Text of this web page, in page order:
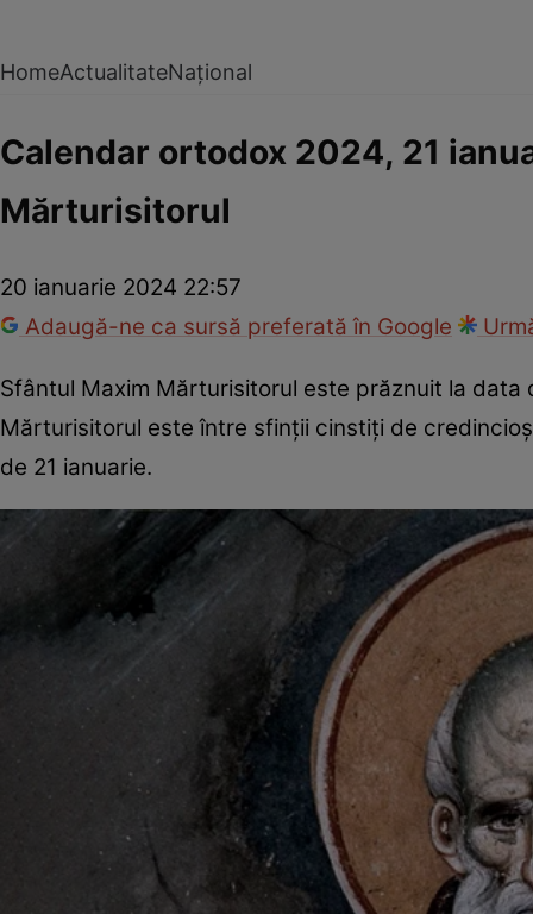
HomeActualitateNațional
Calendar ortodox 2024, 21
Mărturisitorul
20 ianuarie 2024 22:57
Adaugă-ne ca sursă preferată în Google
Sfântul Maxim Mărturisitorul este prăznuit la data
Mărturisitorul este între sfinții cinstiți de
de 21 ianuarie.